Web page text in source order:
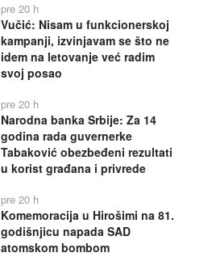
pre 20 h
Vučić: Nisam u funkcionerskoj
kampanji, izvinjavam se što ne
idem na letovanje već radim
svoj posao
pre 20 h
Narodna banka Srbije: Za 14
godina rada guvernerke
Tabaković obezbeđeni rezultati
u korist građana i privrede
pre 20 h
Komemoracija u Hirošimi na 81.
godišnjicu napada SAD
atomskom bombom